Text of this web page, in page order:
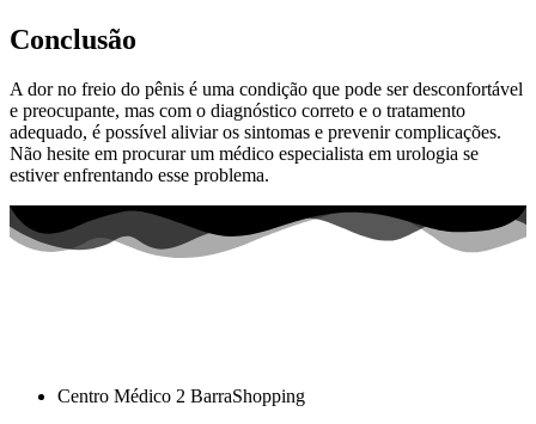
Conclusão
A dor no freio do pênis é uma condição que pode ser desconfortável
e preocupante, mas com o diagnóstico correto e o tratamento
adequado, é possível aliviar os sintomas e prevenir complicações.
Não hesite em procurar um médico especialista em urologia se
estiver enfrentando esse problema.
Centro Médico 2 BarraShopping